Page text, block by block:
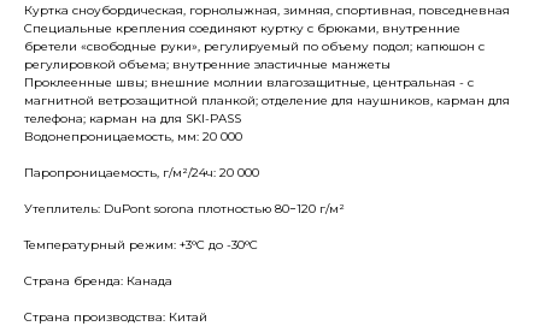
Куртка сноубордическая, горнолыжная, зимняя, спортивная, повседневная
Специальные крепления соединяют куртку с брюками, внутренние
бретели «свободные руки», регулируемый по объему подол; капюшон с
регулировкой объема; внутренние эластичные манжеты
Проклеенные швы; внешние молнии влагозащитные, центральная - с
магнитной ветрозащитной планкой; отделение для наушников, карман для
телефона; карман на для SKI-PASS
Водонепроницаемость, мм: 20 000
Паропроницаемость, г/м²/24ч: 20 000
Утеплитель: DuPont sorona плотностью 80−120 г/м²
Температурный режим: +3°С до -30°С
Страна бренда: Канада
Страна производства: Китай